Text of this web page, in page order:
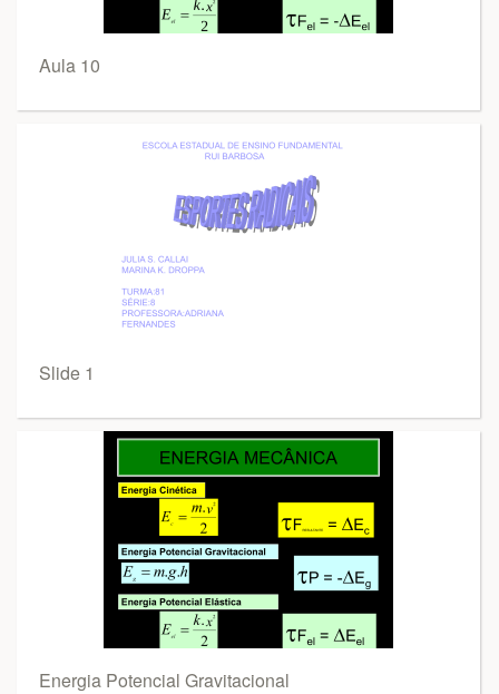
Aula 10
Slide 1
Energia Potencial Gravitacional